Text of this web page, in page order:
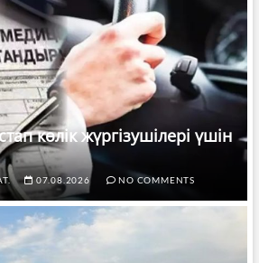
көлік жүргізушілері үшін
07.08.2026 NO COMMENTS